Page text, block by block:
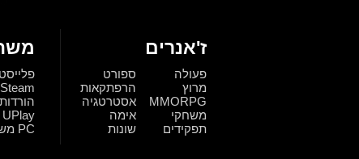
Steam
הורדות
UPlay
PC משחקי
ז'אנרים
פעולה
ספורט
מרוץ
הרפתקאות
MMORPG
אסטרטגיה
משחקי
תפקידים
אימה
שונות